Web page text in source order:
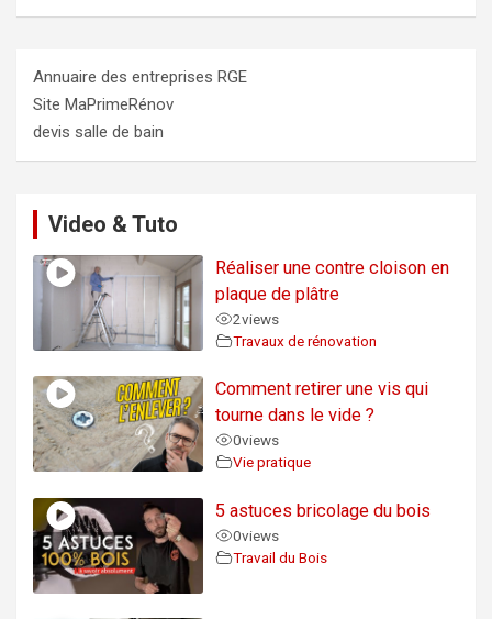
Annuaire des entreprises RGE
Site MaPrimeRénov
devis salle de bain
Video & Tuto
Réaliser une contre cloison en
plaque de plâtre
2views
Travaux de rénovation
Comment retirer une vis qui
tourne dans le vide ?
0views
Vie pratique
5 astuces bricolage du bois
0views
Travail du Bois